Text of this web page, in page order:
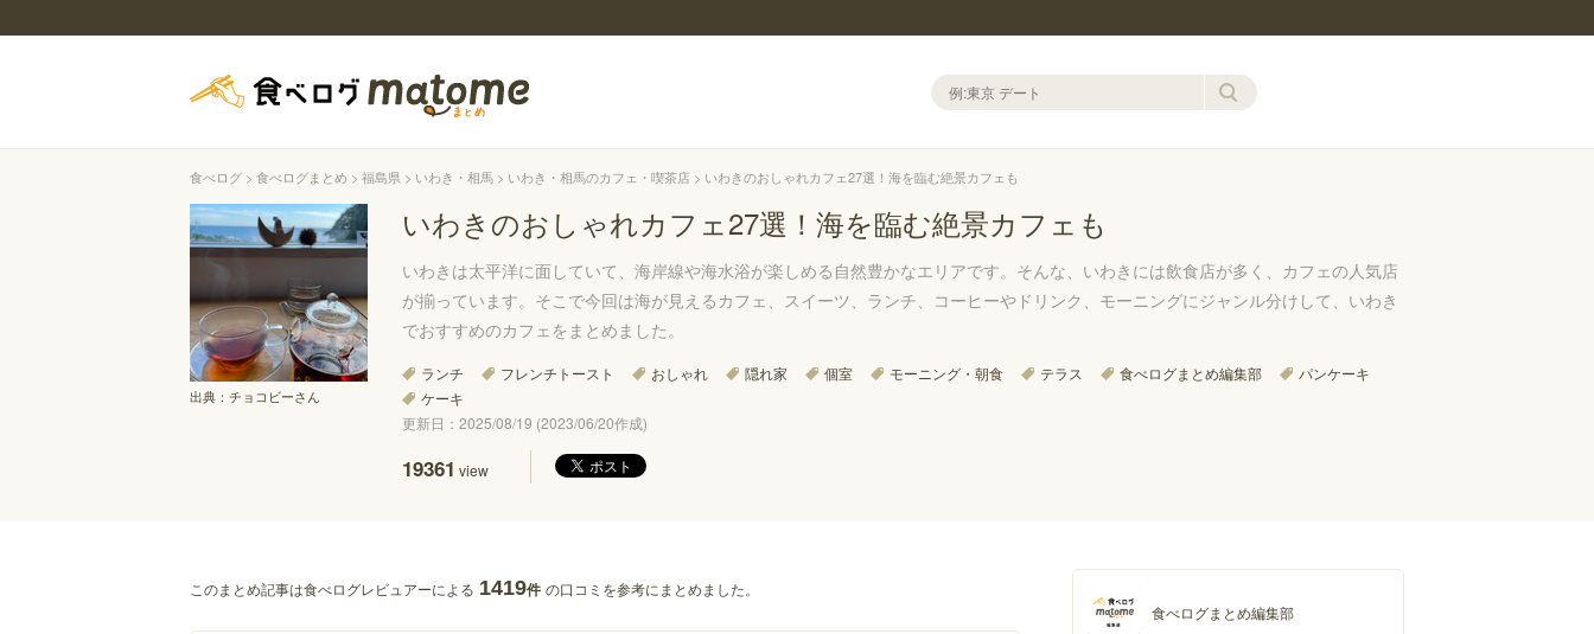
食べログ 食べログまとめ 福島県 いわき・相馬 いわき・相馬のカフェ・喫茶店 いわきのおしゃれカフェ27選！海を臨む絶景カフェも
出典： チョコビーさん
いわきのおしゃれカフェ27選！海を臨む絶景カフェも
いわきは太平洋に面していて、海岸線や海水浴が楽しめる自然豊かなエリアです。そんな、いわきには飲食店が多く、カフェの人気店
が揃っています。そこで今回は海が見えるカフェ、スイーツ、ランチ、コーヒーやドリンク、モーニングにジャンル分けして、いわき
でおすすめのカフェをまとめました。
ランチ フレンチトースト おしゃれ 隠れ家 個室 モーニング・朝食 テラス 食べログまとめ編集部
パンケーキ
ケーキ
更新日：2025/08/19 (2023/06/20作成)
19361 view
このまとめ記事は食べログレビュアーによる 1419件 の口コミを参考にまとめました。
食べログまとめ編集部